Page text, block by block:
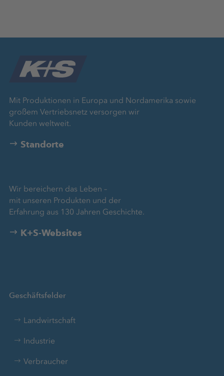
Mit Produktionen in Europa und Nordamerika sowie
großem Vertriebsnetz versorgen wir
Kunden weltweit.
Standorte
Wir bereichern das Leben –
mit unseren Produkten und der
Erfahrung aus 130 Jahren Geschichte.
K+S-Websites
Geschäftsfelder
Landwirtschaft
Industrie
Verbraucher